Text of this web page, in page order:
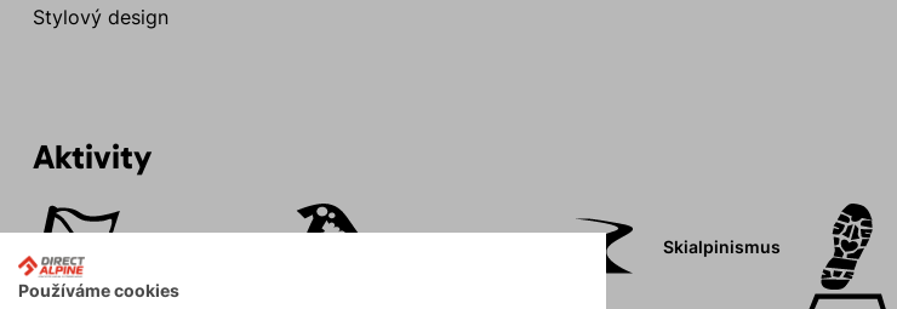
Stylový design
Aktivity
Skialpinismus
Používáme cookies